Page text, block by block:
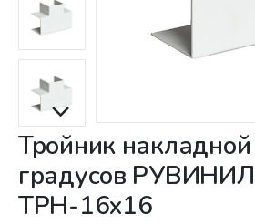
Тройник
градусов РУВИНИЛ
ТРН-16х16